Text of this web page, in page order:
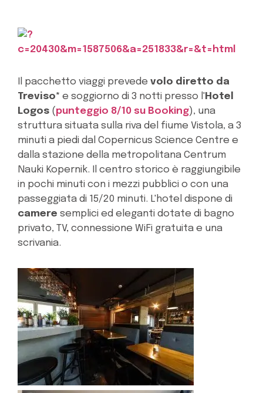
Il pacchetto viaggi prevede volo diretto da
Treviso* e soggiorno di 3 notti presso l'Hotel
Logos (punteggio 8/10 su Booking), una
struttura situata sulla riva del fiume Vistola, a 3
minuti a piedi dal Copernicus Science Centre e
dalla stazione della metropolitana Centrum
Nauki Kopernik. Il centro storico è raggiungibile
in pochi minuti con i mezzi pubblici o con una
passeggiata di 15/20 minuti. L'hotel dispone di
camere semplici ed eleganti dotate di bagno
privato, TV, connessione WiFi gratuita e una
scrivania.